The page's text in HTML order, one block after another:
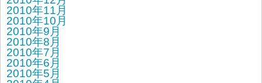
2010年11月
2010年10月
2010年9月
2010年8月
2010年7月
2010年6月
2010年5月